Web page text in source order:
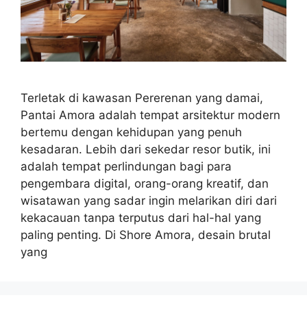
Terletak di kawasan Pererenan yang damai,
Pantai Amora adalah tempat arsitektur modern
bertemu dengan kehidupan yang penuh
kesadaran. Lebih dari sekedar resor butik, ini
adalah tempat perlindungan bagi para
pengembara digital, orang-orang kreatif, dan
wisatawan yang sadar ingin melarikan diri dari
kekacauan tanpa terputus dari hal-hal yang
paling penting. Di Shore Amora, desain brutal
yang